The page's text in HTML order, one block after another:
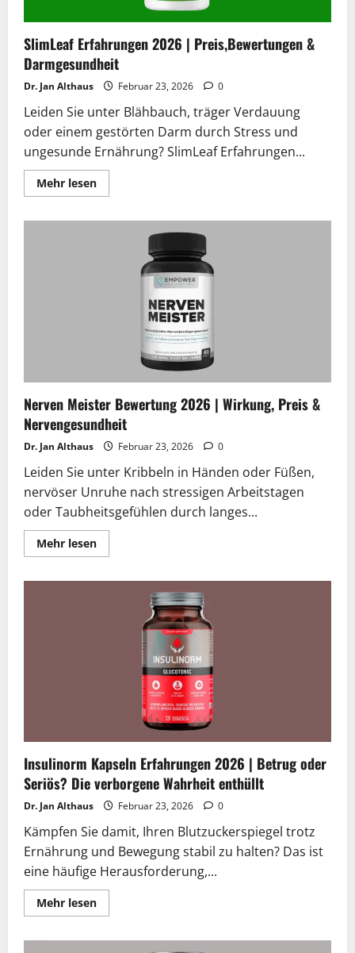
SlimLeaf Erfahrungen 2026 | Preis,Bewertungen &
Darmgesundheit
Dr. Jan Althaus Februar 23, 2026 0
Leiden Sie unter Blähbauch, träger Verdauung
oder einem gestörten Darm durch Stress und
ungesunde Ernährung? SlimLeaf Erfahrungen...
Mehr lesenLesen
Sie
Erfahrungen
Preis,Bewertungen
Darmgesundheit
Nerven Meister Bewertung 2026 | Wirkung, Preis &
Nervengesundheit
Dr. Jan Althaus Februar 23, 2026 0
Leiden Sie unter Kribbeln in Händen oder Füßen,
nervöser Unruhe nach stressigen Arbeitstagen
oder Taubheitsgefühlen durch langes...
Mehr lesenLesen
Sie
Bewertung
Wirkung,
Nervengesundheit
Insulinorm Kapseln Erfahrungen 2026 | Betrug oder
Seriös? Die verborgene Wahrheit enthüllt
Dr. Jan Althaus Februar 23, 2026 0
Kämpfen Sie damit, Ihren Blutzuckerspiegel trotz
Ernährung und Bewegung stabil zu halten? Das ist
eine häufige Herausforderung,...
Mehr lesenLesen
Sie